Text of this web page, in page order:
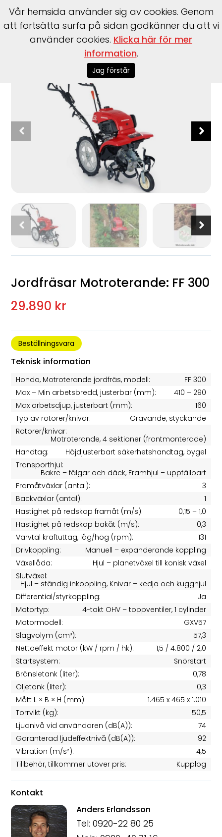
>Jordfräsar>Motroterande: FF 300
Jordfräsar Motroterande: FF 300
29.890 kr
Beställningsvara
Teknisk information
Honda, Motroterande jordfräs, modell:
FF 300
Max – Min arbetsbredd, justerbar (mm):
410 – 290
Max arbetsdjup, justerbart (mm):
160
Typ av rotorer/knivar:
Grävande, styckande
Rotorer/knivar:
Motroterande, 4 sektioner (frontmonterade)
Handtag:
Höjdjusterbart säkerhetshandtag, bygel
Transporthjul:
Bakre – fälgar och däck, Framhjul – uppfällbart
Framåtväxlar (antal):
3
Backväxlar (antal):
1
Hastighet på redskap framåt (m/s):
0,15 – 1,0
Hastighet på redskap bakåt (m/s):
0,3
Varvtal kraftuttag, låg/hög (rpm):
131
Drivkoppling:
Manuell – expanderande koppling
Växellåda:
Hjul – planetväxel till konisk växel
Slutväxel:
Hjul – ständig inkoppling, Knivar – kedja och kugghjul
Differential/styrkoppling:
Ja
Motortyp:
4-takt OHV – toppventiler, 1 cylinder
Motormodell:
GXV57
Slagvolym (cm³):
57,3
Nettoeffekt motor (kW / rpm / hk):
1,5 / 4.800 / 2,0
Startsystem:
Snörstart
Bränsletank (liter):
0,78
Oljetank (liter):
0,3
Mått L × B × H (mm):
1.465 x 465 x 1.010
Torrvikt (kg):
50,5
Ljudnivå vid användaren (dB(A)):
74
Garanterad ljudeffektnivå (dB(A)):
92
Vibration (m/s²):
4,5
Tillbehör, tillkommer utöver pris:
Kupplog
Kontakt
Anders Erlandsson
Tel: 0920-22 80 25
Vår hemsida använder sig av cookies. Genom
att fortsätta surfa på sidan godkänner du att vi
använder cookies. Klicka här för mer
information.
Jag förstår